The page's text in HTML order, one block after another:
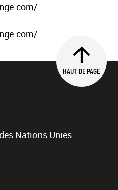
HAUT DE PAGE
Nations Unies